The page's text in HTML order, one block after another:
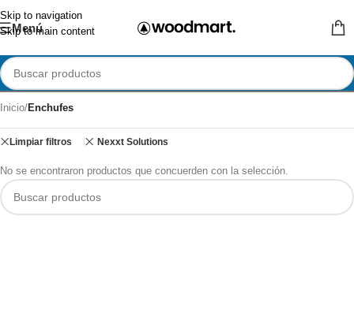
Skip to navigation
Skip to main content
Menú
Inicio/Enchufes
Limpiar filtros Nexxt Solutions
No se encontraron productos que concuerden con la selección.